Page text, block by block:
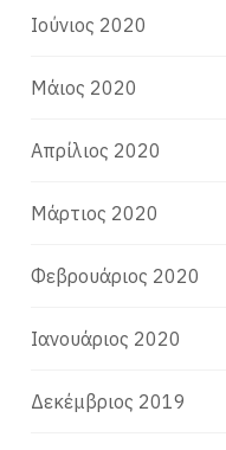
Ιούνιος 2020
Μάιος 2020
Απρίλιος 2020
Μάρτιος 2020
Φεβρουάριος 2020
Ιανουάριος 2020
Δεκέμβριος 2019